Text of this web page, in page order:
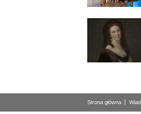
Strona główna